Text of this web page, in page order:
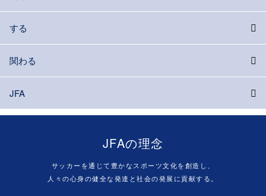
する
関わる
JFA
JFAの理念
サッカーを通じて豊かなスポーツ文化を創造し、
人々の心身の健全な発達と社会の発展に貢献する。